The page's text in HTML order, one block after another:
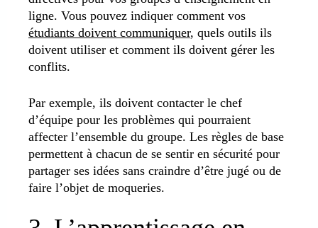
ligne. Vous pouvez indiquer comment vos
étudiants doivent communiquer, quels outils ils
doivent utiliser et comment ils doivent gérer les
conflits.
Par exemple, ils doivent contacter le chef
d’équipe pour les problèmes qui pourraient
affecter l’ensemble du groupe. Les règles de base
permettent à chacun de se sentir en sécurité pour
partager ses idées sans craindre d’être jugé ou de
faire l’objet de moqueries.